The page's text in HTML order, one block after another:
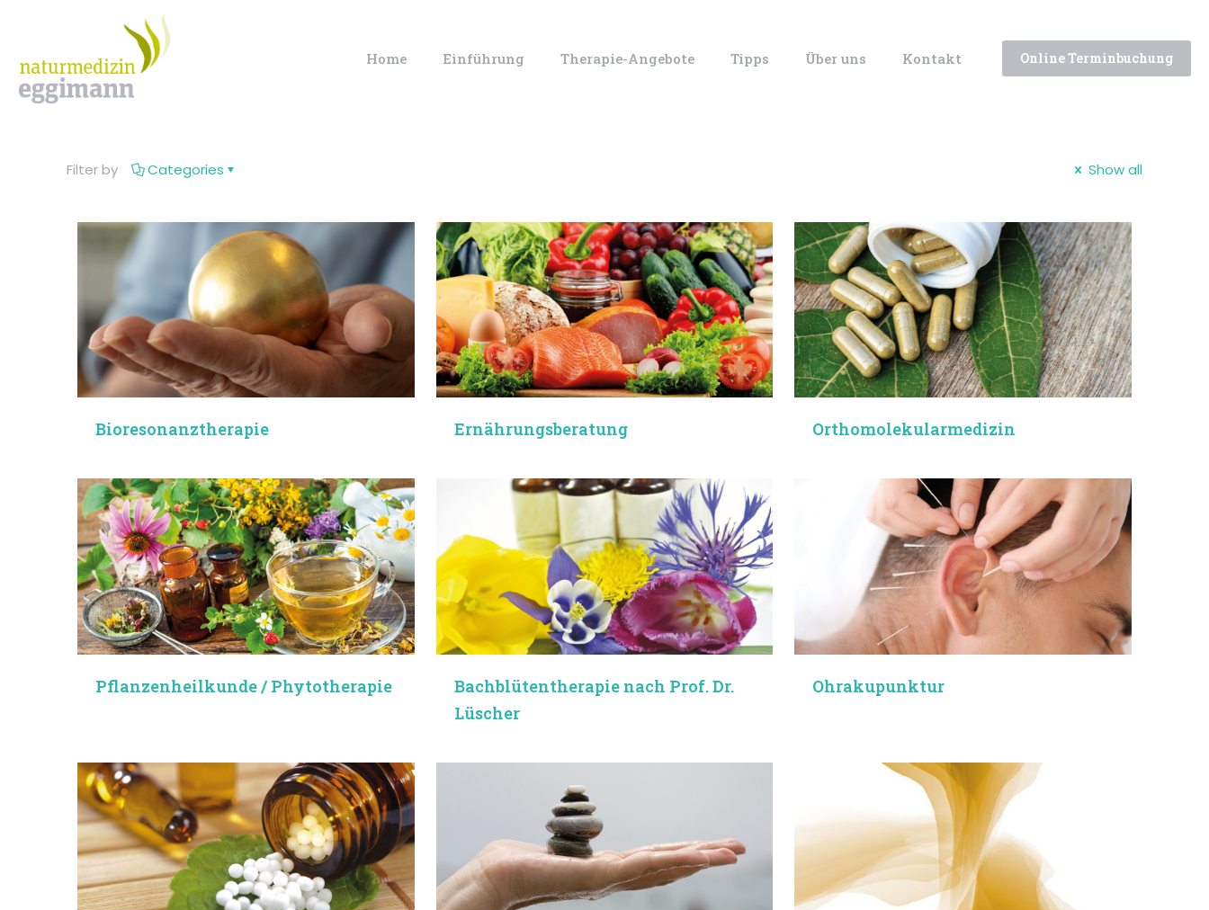
Home Einführung Therapie-Angebote Tipps Über uns Kontakt Online Terminbuchung
Filter by Categories Show all
Bioresonanz­therapie Ernährungsberatung Orthomolekular­medizin
Pflanzenheilkunde / Phytotherapie
Bachblüten­therapie nach Prof. Dr.
Lüscher
Ohrakupunktur